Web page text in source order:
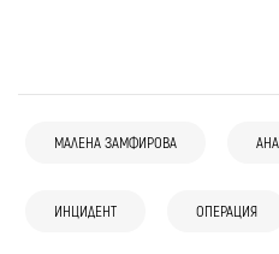
МАЛЕНА ЗАМФИРОВА
ИНЦИДЕНТ ОПЕРАЦИЯ
10:31
Благоевградско
Кюстендил Крими 05 авг
мъж, изчезнал във
"Пирогов" с добра